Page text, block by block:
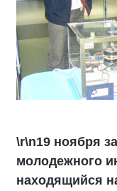
\r\n19 ноября
молодежного
находящийся